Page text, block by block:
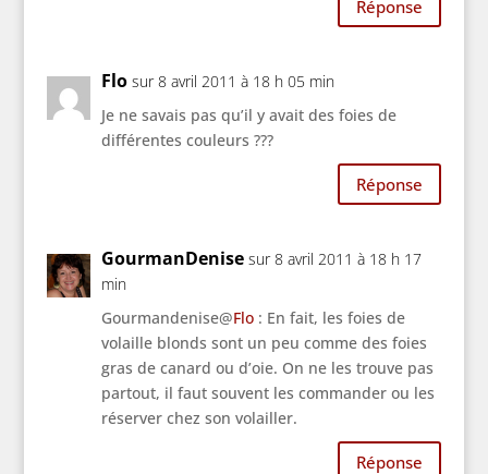
Réponse
Flo sur 8 avril 2011 à 18 h 05 min
Je ne savais pas qu’il y avait des foies de
différentes couleurs ???
Réponse
GourmanDenise sur 8 avril 2011 à 18 h 17
min
Gourmandenise@Flo: En fait, les foies de
volaille blonds sont un peu comme des foies
gras de canard ou d’oie. On ne les trouve pas
partout, il faut souvent les commander ou les
réserver chez son volailler.
Réponse